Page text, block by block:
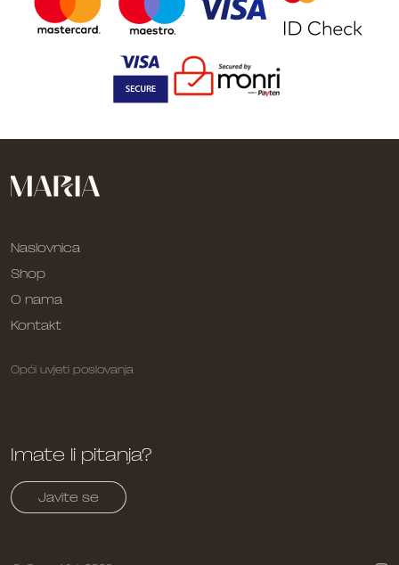
Naslovnica
Shop
O nama
Kontakt
Opći uvjeti poslovanja
Imate li pitanja?
Javite se